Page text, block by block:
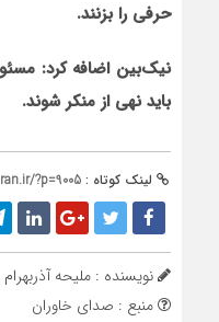
حرفی را بزنند.
نیک‌بین اضافه کرد:
باید نهی از منکر شوند.
لینک کوتاه : ?p=9005
نویسنده : ملیحه آذربهرام
منبع : صدای خاوران